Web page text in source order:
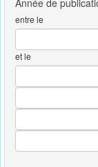
entre le
et le